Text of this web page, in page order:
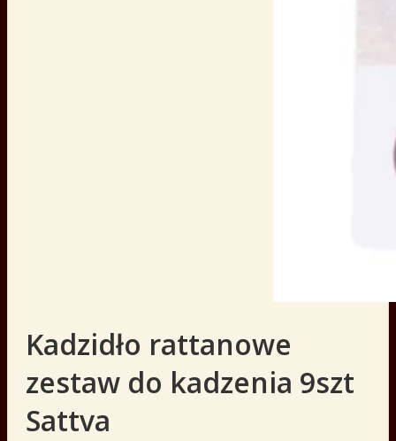
Kadzidło rattanowe
zestaw do kadzenia 9szt
Sattva